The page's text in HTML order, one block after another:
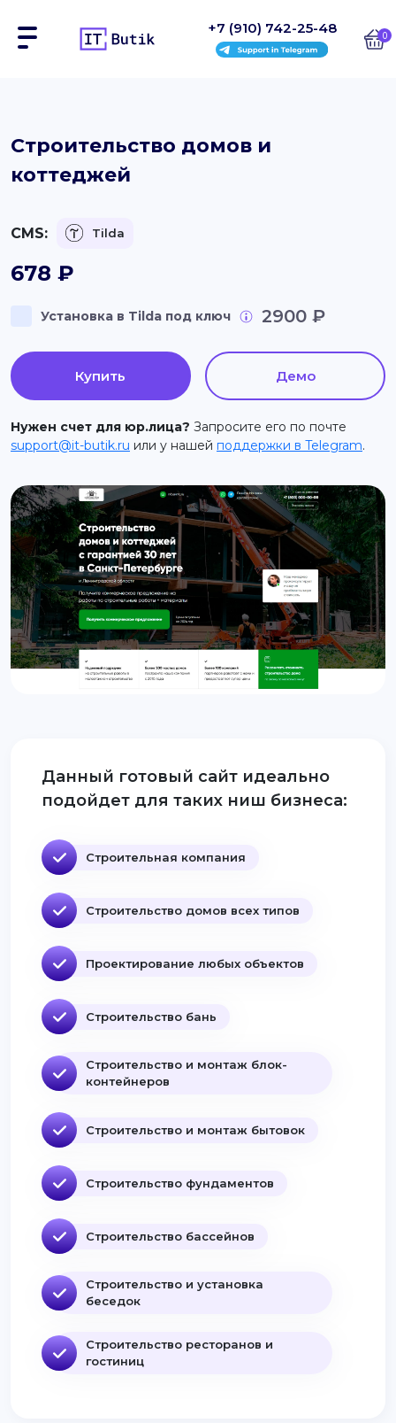
Интернет-магазины
Контакты
support@it-butik.ru
+7 (910) 742-25-48 0
Строительство домов и
коттеджей
CMS: Tilda
678 ₽
Установка в Tilda под ключ 2900 ₽
Купить Демо
Нужен счет для юр.лица? Запросите его по почте
support@it-butik.ru или у нашей поддержки в Telegram.
Данный готовый сайт идеально
подойдет для таких ниш бизнеса:
Строительная компания
Строительство домов всех типов
Проектирование любых объектов
Строительство бань
Строительство и монтаж блок-
контейнеров
Строительство и монтаж бытовок
Строительство фундаментов
Строительство бассейнов
Строительство и установка
беседок
Строительство ресторанов и
гостиниц